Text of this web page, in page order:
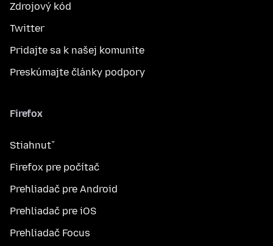
Zdrojový kód
Twitter
Pridajte sa k našej komunite
Preskúmajte články podpory
Firefox
Stiahnuť
Firefox pre počítač
Prehliadač pre Android
Prehliadač pre iOS
Prehliadač Focus